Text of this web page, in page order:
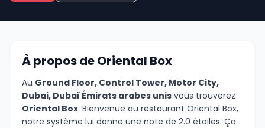
À propos de Oriental Box
Au Ground Floor, Control Tower, Motor City,
Dubai, Dubaï Émirats arabes unis vous trouverez
Oriental Box. Bienvenue au restaurant Oriental Box,
notre système lui donne une note de 2.0 étoiles. Ça